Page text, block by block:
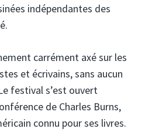
indépendantes des
carrément axé sur les
et écrivains, sans aucun
festival s’est ouvert
de Charles Burns,
connu pour ses livres.